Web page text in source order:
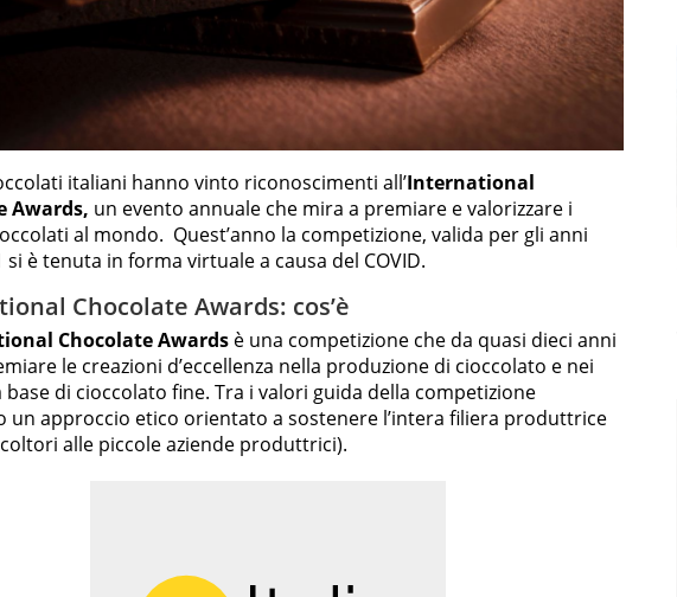
italiani hanno vinto riconoscimenti all’International
Awards, un evento annuale che mira a premiare e valorizzare i
al mondo. Quest’anno la competizione, valida per gli anni
si è tenuta in forma virtuale a causa del COVID.
Chocolate Awards: cos’è
Chocolate Awards è una competizione che da quasi dieci anni
le creazioni d’eccellenza nella produzione di cioccolato e nei
di cioccolato fine. Tra i valori guida della competizione
un approccio etico orientato a sostenere l’intera filiera produttrice
alle piccole aziende produttrici).